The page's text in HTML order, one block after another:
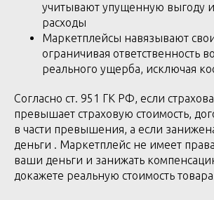
учитывают упущенную выгоду
расходы
Маркетплейсы навязывают
ограничивая ответственность
реального ущерба, исключая
Согласно ст. 951 ГК РФ, если
превышает страховую стоимость,
в части превышения, а если
деньги . Маркетплейс не имеет
ваши деньги и занижать
докажете реальную стоимость